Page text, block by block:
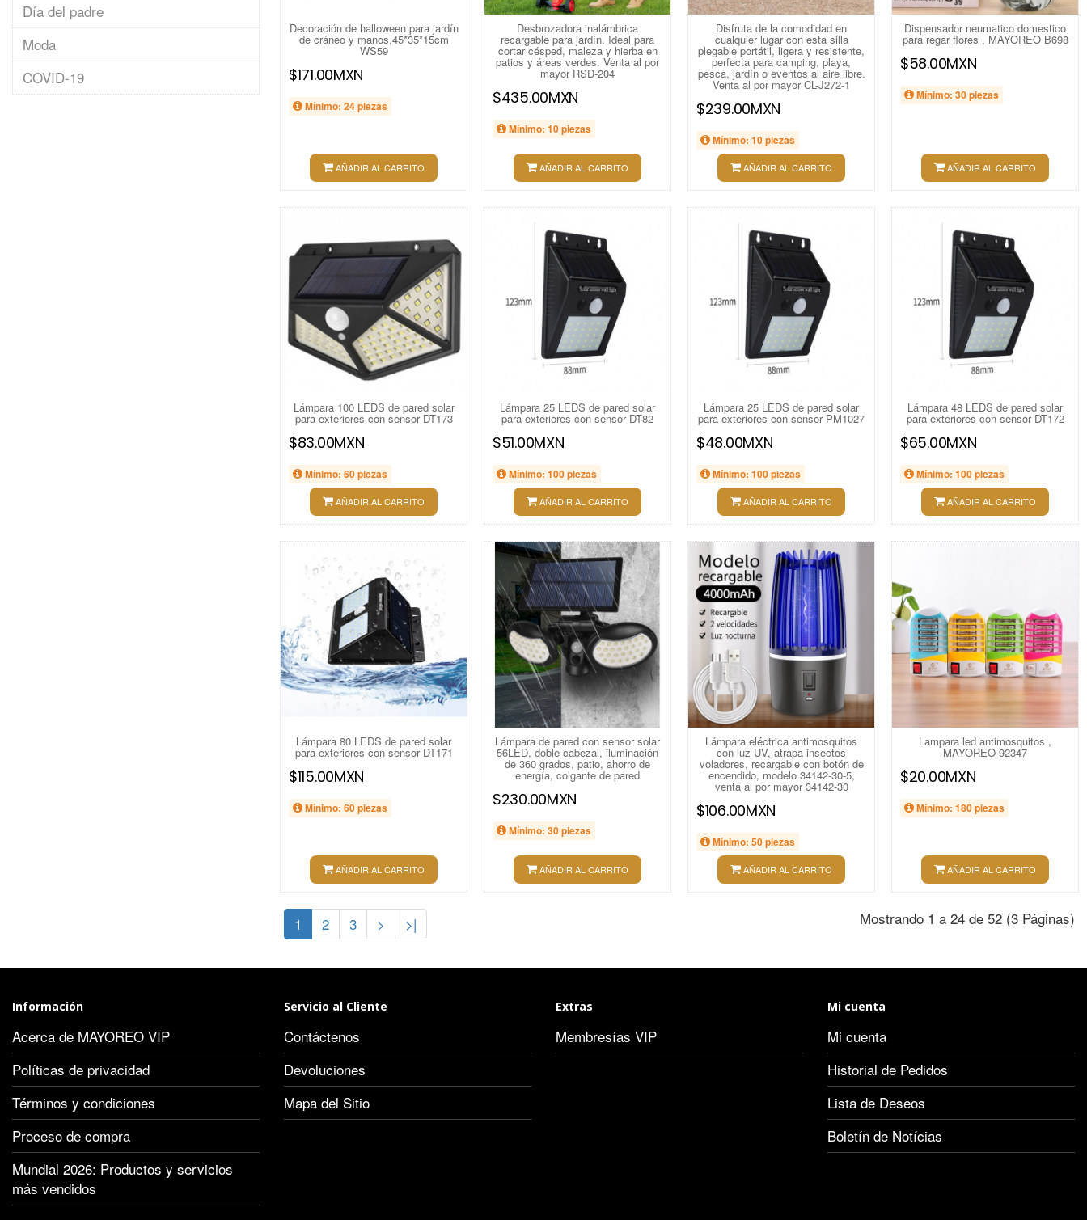
Día del padre
Moda
COVID-19
Decoración de halloween para jardín
de cráneo y manos,45*35*15cm
WS59
$171.00MXN
Mínimo: 24 piezas
AÑADIR AL CARRITO
Desbrozadora inalámbrica
recargable para jardín. Ideal para
cortar césped, maleza y hierba en
patios y áreas verdes. Venta al por
mayor RSD-204
$435.00MXN
Mínimo: 10 piezas
AÑADIR AL CARRITO
Disfruta de la comodidad en
cualquier lugar con esta silla
plegable portátil, ligera y resistente,
perfecta para camping, playa,
pesca, jardín o eventos al aire libre.
Venta al por mayor CL-J272-1
$239.00MXN
Mínimo: 10 piezas
AÑADIR AL CARRITO
Dispensador neumatico domestico
para regar flores , MAYOREO B698
$58.00MXN
Mínimo: 30 piezas
AÑADIR AL CARRITO
Lámpara 100 LEDS de pared solar
para exteriores con sensor DT173
$83.00MXN
Mínimo: 60 piezas
AÑADIR AL CARRITO
Lámpara 25 LEDS de pared solar
para exteriores con sensor DT82
$51.00MXN
Mínimo: 100 piezas
AÑADIR AL CARRITO
Lámpara 25 LEDS de pared solar
para exteriores con sensor PM1027
$48.00MXN
Mínimo: 100 piezas
AÑADIR AL CARRITO
Lámpara 48 LEDS de pared solar
para exteriores con sensor DT172
$65.00MXN
Mínimo: 100 piezas
AÑADIR AL CARRITO
Lámpara 80 LEDS de pared solar
para exteriores con sensor DT171
$115.00MXN
Mínimo: 60 piezas
AÑADIR AL CARRITO
Lámpara de pared con sensor solar
56LED, doble cabezal, iluminación
de 360 ​​grados, patio, ahorro de
energía, colgante de pared
$230.00MXN
Mínimo: 30 piezas
AÑADIR AL CARRITO
Lámpara eléctrica antimosquitos
con luz UV, atrapa insectos
voladores, recargable con botón de
encendido, modelo 34142-30-5,
venta al por mayor 34142-30
$106.00MXN
Mínimo: 50 piezas
AÑADIR AL CARRITO
Lampara led antimosquitos ,
MAYOREO 92347
$20.00MXN
Mínimo: 180 piezas
AÑADIR AL CARRITO
1 2 3 > >| Mostrando 1 a 24 de 52 (3 Páginas)
Información
Acerca de MAYOREO VIP
Políticas de privacidad
Términos y condiciones
Proceso de compra
Mundial 2026: Productos y servicios
más vendidos
Servicio al Cliente
Contáctenos
Devoluciones
Mapa del Sitio
Extras
Membresías VIP
Mi cuenta
Mi cuenta
Historial de Pedidos
Lista de Deseos
Boletín de Notícias